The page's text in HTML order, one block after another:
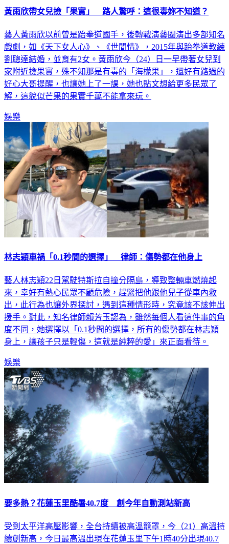
黃雨欣帶女兒撿「果實」 路人驚呼：這很毒妳不知道？
藝人黃雨欣以前曾是跆拳道國手，後轉戰演藝圈演出多部知名
戲劇，如《天下女人心》、《世間情》，2015年與跆拳道教練
劉聰達結婚，並育有2女。黃雨欣今（24）日一早帶著女兒到
家附近撿果實，殊不知那是有毒的「海檬果」，還好有路過的
好心大哥提醒，也讓她上了一課，她也貼文想給更多民眾了
解，這貌似芒果的果實千萬不能拿來玩。
娛樂
林志穎車禍「0.1秒間的選擇」 律師：傷勢都在他身上
藝人林志穎22日駕駛特斯拉自撞分隔島，導致整輛車燃燒起
來，幸好有熱心民眾不顧危險，趕緊把他跟他兒子從車內救
出，此行為也讓外界探討，遇到這種情形時，究竟該不該伸出
援手。對此，知名律師賴芳玉認為，雖然每個人看這件事的角
度不同，她選擇以「0.1秒間的選擇，所有的傷勢都在林志穎
身上，讓孩子只是輕傷，這就是純粹的愛」來正面看待。
娛樂
要多熱？花蓮玉里酷暑40.7度 創今年自動測站新高
受到太平洋高壓影響，全台持續被高溫籠罩，今（21）高溫持
續創新高，今日最高溫出現在花蓮玉里下午1時40分出現40.7